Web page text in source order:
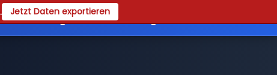
Jetzt Daten exportieren
Registrieren